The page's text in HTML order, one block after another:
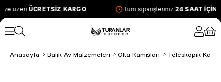
ve üzeri ÜCRETSİZ KARGO Tüm siparişleriniz24 SAAT
Anasayfa Balık Av Malzemeleri Olta Kamışları Teleskopik